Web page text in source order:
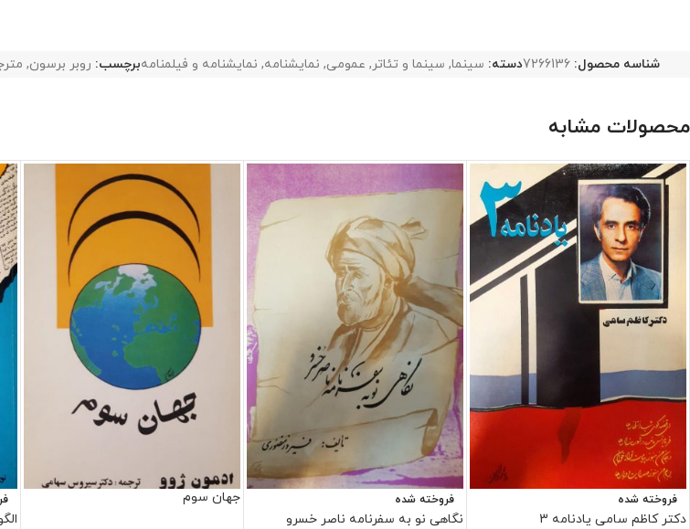
شناسه محصول: 7266136دسته: سینما, سینما و تئاتر , عمومی, نمایشنامه, نمایشنامه و فیلمنامهبرچسب: روبر برسون,
محصولات مشابه
فروخته شده
دکتر کاظم سامی یادنامه 3
فروخته شده
نگاهی نو به سفرنامه ناصر خسرو
جهان سوم